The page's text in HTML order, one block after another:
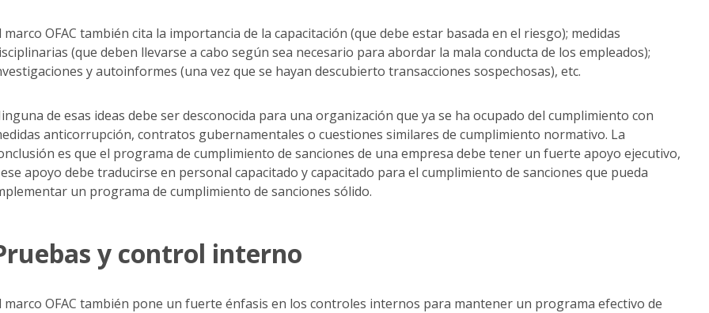
marco OFAC también cita la importancia de la capacitación (que debe estar basada en el riesgo); medidas
(que deben llevarse a cabo según sea necesario para abordar la mala conducta de los empleados);
y autoinformes (una vez que se hayan descubierto transacciones sospechosas), etc.
de esas ideas debe ser desconocida para una organización que ya se ha ocupado del cumplimiento con
anticorrupción, contratos gubernamentales o cuestiones similares de cumplimiento normativo. La
es que el programa de cumplimiento de sanciones de una empresa debe tener un fuerte apoyo ejecutivo,
apoyo debe traducirse en personal capacitado y capacitado para el cumplimiento de sanciones que pueda
un programa de cumplimiento de sanciones sólido.
y control interno
marco OFAC también pone un fuerte énfasis en los controles internos para mantener un programa efectivo de